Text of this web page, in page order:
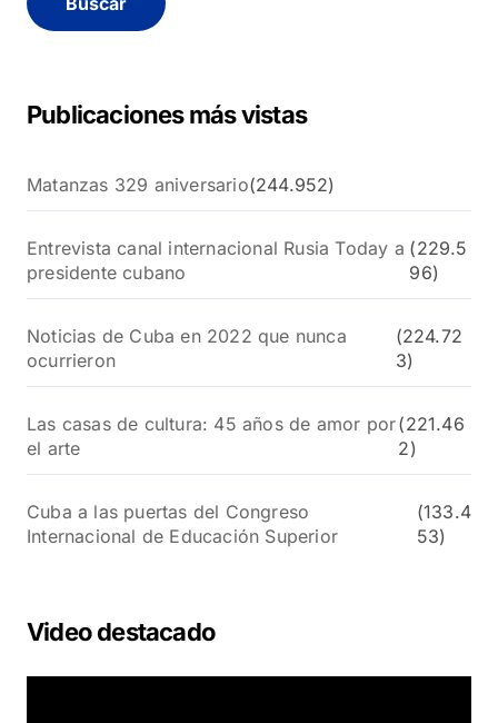
a
Publicaciones más vistas
Matanzas 329 aniversario(244.952)
Entrevista canal internacional Rusia Today a
presidente cubano
(229.5
96)
Noticias de Cuba en 2022 que nunca
ocurrieron
(224.72
3)
Las casas de cultura: 45 años de amor por
el arte
(221.46
2)
Cuba a las puertas del Congreso
Internacional de Educación Superior
(133.4
53)
Video destacado